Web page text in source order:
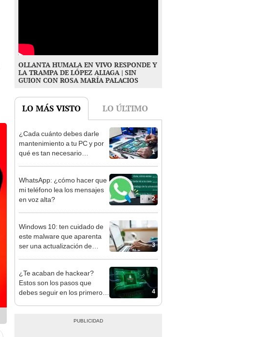
OLLANTA HUMALA EN VIVO RESPONDE Y
LA TRAMPA DE LÓPEZ ALIAGA | SIN
GUION CON ROSA MARÍA PALACIOS
LO MÁS VISTO LO ÚLTIMO
1
¿Cada cuánto debes darle
mantenimiento a tu PC y por
qué es tan necesario
2
WhatsApp: ¿cómo hacer que
mi teléfono lea los mensajes
en voz alta?
3
Windows 10: ten cuidado de
este malware que aparenta
ser una actualización de
4
¿Te acaban de hackear?
Estos son los pasos que
debes seguir en los primeros